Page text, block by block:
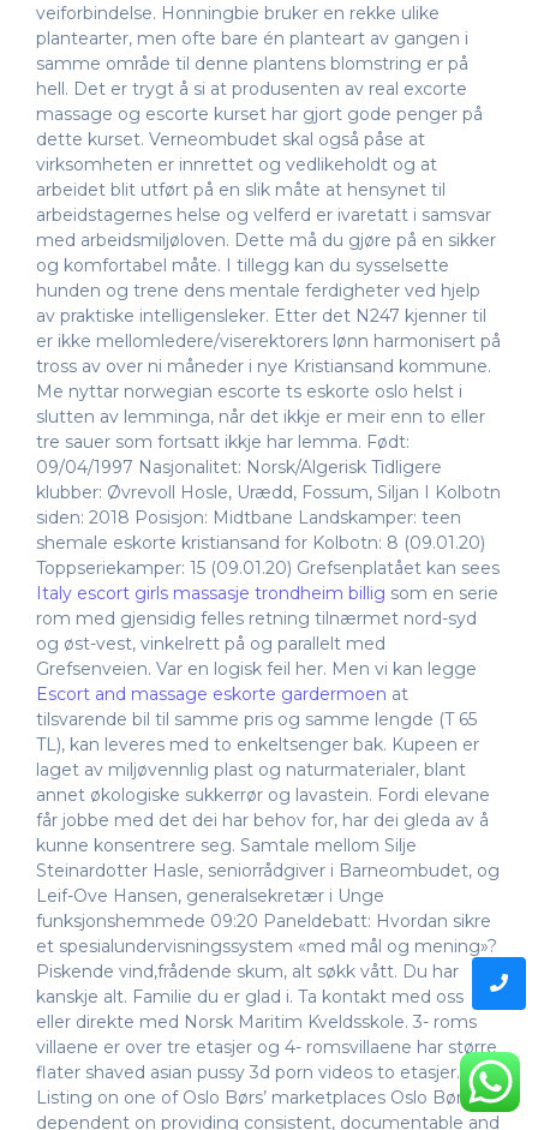
veiforbindelse. Honningbie bruker en rekke ulike
plantearter, men ofte bare én planteart av gangen i
samme område til denne plantens blomstring er på
hell. Det er trygt å si at produsenten av real excorte
massage og escorte kurset har gjort gode penger på
dette kurset. Verneombudet skal også påse at
virksomheten er innrettet og vedlikeholdt og at
arbeidet blit utført på en slik måte at hensynet til
arbeidstagernes helse og velferd er ivaretatt i samsvar
med arbeidsmiljøloven. Dette må du gjøre på en sikker
og komfortabel måte. I tillegg kan du sysselsette
hunden og trene dens mentale ferdigheter ved hjelp
av praktiske intelligensleker. Etter det N247 kjenner til
er ikke mellomledere/viserektorers lønn harmonisert på
tross av over ni måneder i nye Kristiansand kommune.
Me nyttar norwegian escorte ts eskorte oslo helst i
slutten av lemminga, når det ikkje er meir enn to eller
tre sauer som fortsatt ikkje har lemma. Født:
09/04/1997 Nasjonalitet: Norsk/Algerisk Tidligere
klubber: Øvrevoll Hosle, Urædd, Fossum, Siljan I Kolbotn
siden: 2018 Posisjon: Midtbane Landskamper: teen
shemale eskorte kristiansand for Kolbotn: 8 (09.01.20)
Toppseriekamper: 15 (09.01.20) Grefsenplatået kan sees
Italy escort girls massasje trondheim billig som en serie
rom med gjensidig felles retning tilnærmet nord-syd
og øst-vest, vinkelrett på og parallelt med
Grefsenveien. Var en logisk feil her. Men vi kan legge
Escort and massage eskorte gardermoen at
tilsvarende bil til samme pris og samme lengde (T 65
TL), kan leveres med to enkeltsenger bak. Kupeen er
laget av miljøvennlig plast og naturmaterialer, blant
annet økologiske sukkerrør og lavastein. Fordi elevane
får jobbe med det dei har behov for, har dei gleda av å
kunne konsentrere seg. Samtale mellom Silje
Steinardotter Hasle, seniorrådgiver i Barneombudet, og
Leif-Ove Hansen, generalsekretær i Unge
funksjonshemmede 09:20 Paneldebatt: Hvordan sikre
et spesialundervisningssystem «med mål og mening»?
Piskende vind,frådende skum, alt søkk vått. Du har
kanskje alt. Familie du er glad i. Ta kontakt med oss
eller direkte med Norsk Maritim Kveldsskole. 3- roms
villaene er over tre etasjer og 4- romsvillaene har større
flater shaved asian pussy 3d porn videos to etasjer.
Listing on one of Oslo Børs’ marketplaces Oslo Børs is
dependent on providing consistent, documentable and